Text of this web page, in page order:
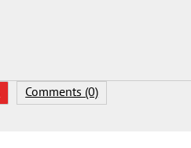
Comments (0)